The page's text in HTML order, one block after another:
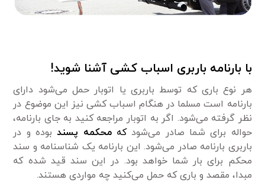
با بارنامه باربری اسباب کشی آشنا شوید!
هر نوع باری که توسط باربری یا اتوبار حمل می‌شود دارای
بارنامه است مسلما در هنگام اسباب کشی نیز این موضوع در
نظر گرفته می‌شود. اگر به اتوبار مراجعه کنید به جای بارنامه،
حواله برای شما صادر می‌شود کهمحکمه پسند بوده و در
باربری بارنامه صادر می‌شود. این بارنامه یک شناسنامه و سند
محکم برای بار شما خواهد بود. در این سند قید شده که
مبدا، مقصد و باری که حمل می‌کنید چه مواردی هستند.